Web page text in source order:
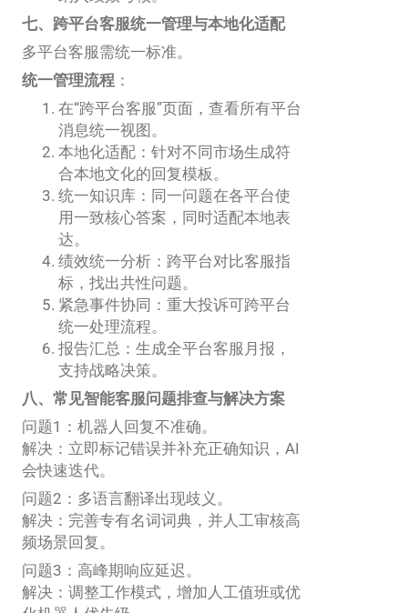
七、跨平台客服统一管理与本地化适配
多平台客服需统一标准。
统一管理流程 ：
在“跨平台客服”页面，查看所有平台
消息统一视图。
本地化适配：针对不同市场生成符
合本地文化的回复模板。
统一知识库：同一问题在各平台使
用一致核心答案，同时适配本地表
达。
绩效统一分析：跨平台对比客服指
标，找出共性问题。
紧急事件协同：重大投诉可跨平台
统一处理流程。
报告汇总：生成全平台客服月报，
支持战略决策。
八、常见智能客服问题排查与解决方案
问题1：机器人回复不准确。
解决：立即标记错误并补充正确知识，AI
会快速迭代。
问题2：多语言翻译出现歧义。
解决：完善专有名词词典，并人工审核高
频场景回复。
问题3：高峰期响应延迟。
解决：调整工作模式，增加人工值班或优